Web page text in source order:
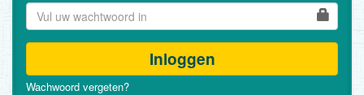
Inloggen
Wachwoord vergeten?